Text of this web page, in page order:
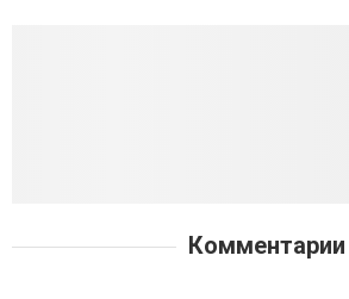
Комментарии